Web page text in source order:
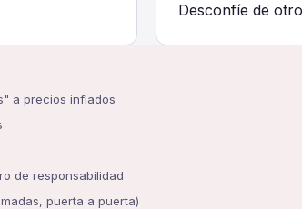
Desconfíe de
a precios inflados
de responsabilidad
puerta a puerta)